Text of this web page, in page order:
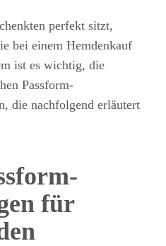
perfekt sitzt,
bei einem Hemdenkauf
ist es wichtig, die
Passform-
die nachfolgend erläutert
für